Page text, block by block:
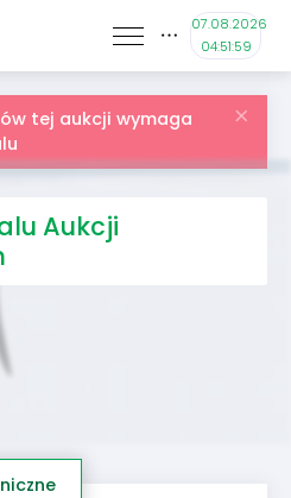
07.08.2026
04:51:59
tej aukcji wymaga
Aukcji